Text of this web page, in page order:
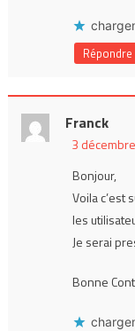
Répondre
Franck
3
Bonjour,
Voila c’est
les
Je serai
Bonne